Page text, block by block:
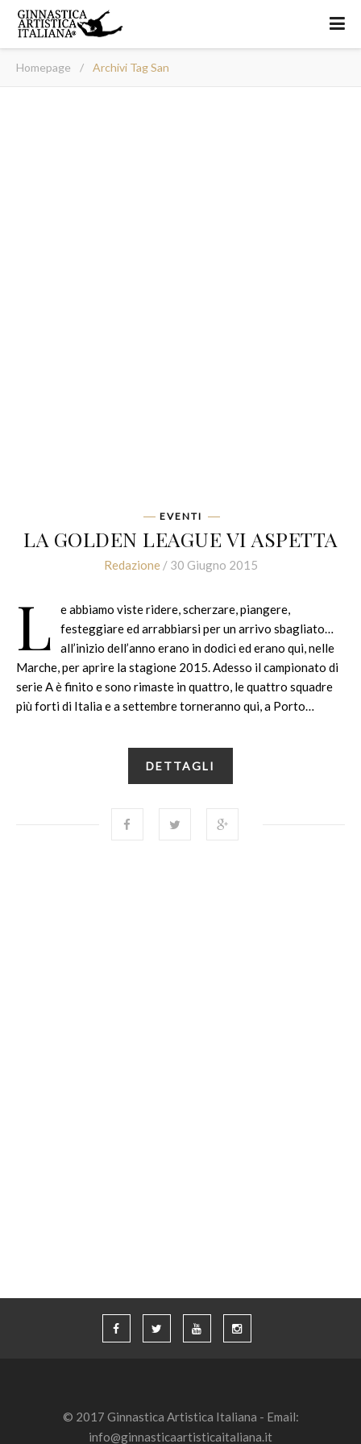
Homepage / Archivi Tag San
EVENTI
LA GOLDEN LEAGUE VI ASPETTA
Redazione/ 30 Giugno 2015
L
e abbiamo viste ridere, scherzare, piangere,
festeggiare ed arrabbiarsi per un arrivo sbagliato…
all’inizio dell’anno erano in dodici ed erano qui, nelle
Marche, per aprire la stagione 2015. Adesso il campionato di
serie A è finito e sono rimaste in quattro, le quattro squadre
più forti di Italia e a settembre torneranno qui, a Porto…
DETTAGLI
© 2017 Ginnastica Artistica Italiana - Email:
info@ginnasticaartisticaitaliana.it